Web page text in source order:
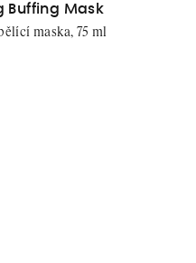
Buffing Mask
maska, 75 ml